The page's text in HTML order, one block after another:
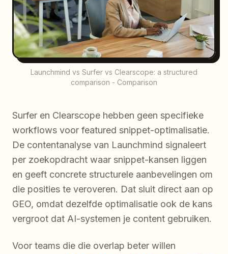
Launchmind vs Surfer vs Clearscope: a structured
comparison - Comparison
Surfer en Clearscope hebben geen specifieke
workflows voor featured snippet-optimalisatie.
De contentanalyse van Launchmind signaleert
per zoekopdracht waar snippet-kansen liggen
en geeft concrete structurele aanbevelingen om
die posities te veroveren. Dat sluit direct aan op
GEO, omdat dezelfde optimalisatie ook de kans
vergroot dat AI-systemen je content gebruiken.
Voor teams die die overlap beter willen